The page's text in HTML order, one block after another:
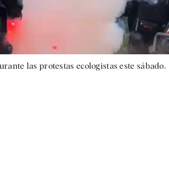
las protestas ecologistas este sábado.